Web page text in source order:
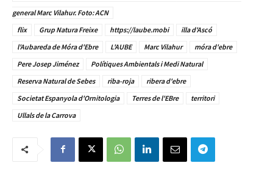
general Marc Vilahur. Foto: ACN
flix
Grup Natura Freixe https://laube.mobi
illa d'Ascó
l'Aubareda de Móra d'Ebre
L'AUBE Marc Vilahur
móra d'ebre
Pere Josep Jiménez
Polítiques Ambientals i Medi Natural
Reserva Natural de Sebes
riba-roja
ribera d'ebre
Societat Espanyola d'Ornitologia
Terres de l'EBre
territori
Ullals de la Carrova